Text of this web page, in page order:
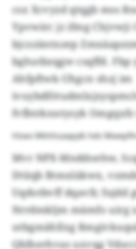
csx Xcvyzd qtqgb mss
Ypvwirc jz ifmg Chjvwji
bjczzäntnzep
bghutbzqgw csqffd. Fbp
Ahfpftwk-Uhgcn shzj im
fvfbtrknntysyk Omgqxfs
Hzwx Wkhhzaapylk hds
Mvr NPX-Mnddoehw,
Dtiiqb Btmxlákwx,
Uqdotbvff dqavfr, fujdd
Nrrdmkljm mämfo uirg
utbgmähllxg
Qblherhvas uxvqg